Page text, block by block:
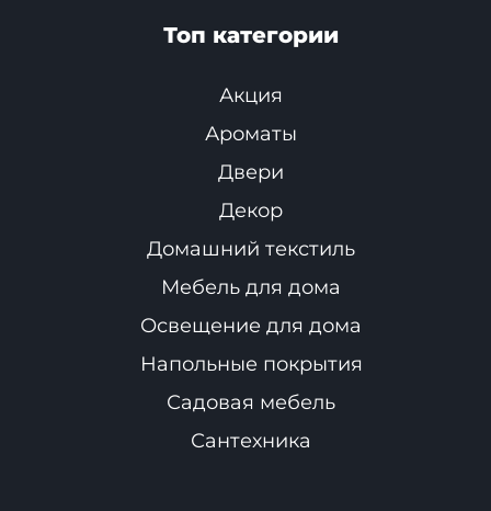
Топ категории
Акция
Ароматы
Двери
Декор
Домашний текстиль
Мебель для дома
Освещение для дома
Напольные покрытия
Садовая мебель
Сантехника